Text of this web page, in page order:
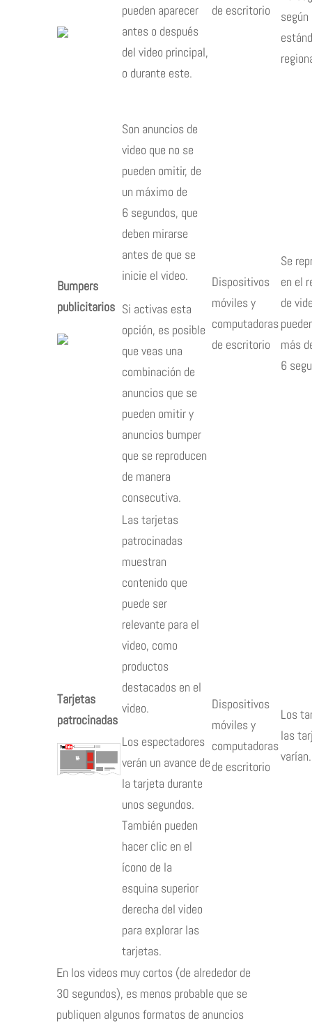
pueden aparecer
antes o después
del video principal,
o durante este.
de escritorio
Bumpers
publicitarios
Son anuncios de
video que no se
pueden omitir, de
un máximo de
6 segundos, que
deben mirarse
antes de que se
inicie el video.
Si activas esta
opción, es posible
que veas una
combinación de
anuncios que se
pueden omitir y
anuncios bumper
que se reproducen
de manera
consecutiva.
Dispositivos
móviles y
computadoras
de escritorio
Se
en el
de
más
6
Tarjetas
patrocinadas
Las tarjetas
patrocinadas
muestran
contenido que
puede ser
relevante para el
video, como
productos
destacados en el
video.
Los espectadores
verán un avance de
la tarjeta durante
unos segundos.
También pueden
hacer clic en el
ícono de la
esquina superior
derecha del video
para explorar las
tarjetas.
Dispositivos
móviles y
computadoras
de escritorio
Los
las
varían.
En los videos muy cortos (de alrededor de
30 segundos), es menos probable que se
publiquen algunos formatos de anuncios